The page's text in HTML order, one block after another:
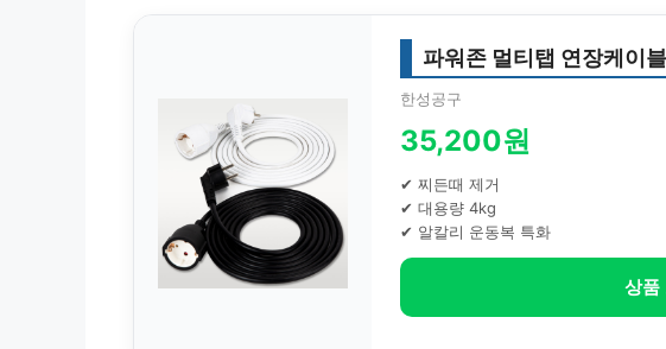
파워존 멀티탭 연장케이
한성공구
35,200원
✔ 찌든때 제거
✔ 대용량 4kg
✔ 알칼리 운동복 특화
상품